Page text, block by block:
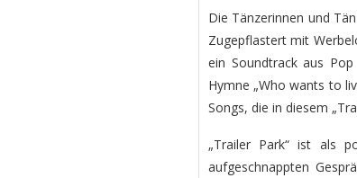
Die Tänzerinnen und
Zugepflastert mit
ein Soundtrack aus
Hymne „Who wants to
Songs, die in diesem
„Trailer Park“ ist als
aufgeschnappten